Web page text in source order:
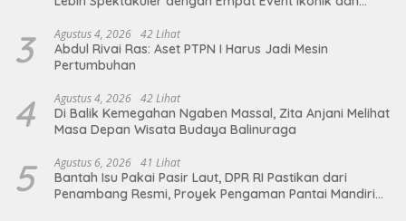
3 Agustus 4, 2026 42 Lihat
Abdul Rivai Ras: Aset PTPN I Harus Jadi Mesin
Pertumbuhan
4 Agustus 4, 2026 42 Lihat
Di Balik Kemegahan Ngaben Massal, Zita Anjani Melihat
Masa Depan Wisata Budaya Balinuraga
5 Agustus 6, 2026 41 Lihat
Bantah Isu Pakai Pasir Laut, DPR RI Pastikan dari
Penambang Resmi, Proyek Pengaman Pantai Mandiri